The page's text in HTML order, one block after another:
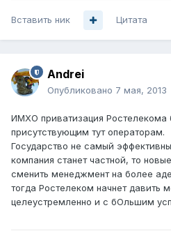
Вставить ник Цитата
Andrei
Опубликовано 7 мая, 2013
ИМХО приватизация Ростелекома
присутствующим тут операторам.
Государство не самый
компания станет частной, то
сменить менеджмент на более
тогда Ростелеком начнет давить
целеустремленно и с бОльшим